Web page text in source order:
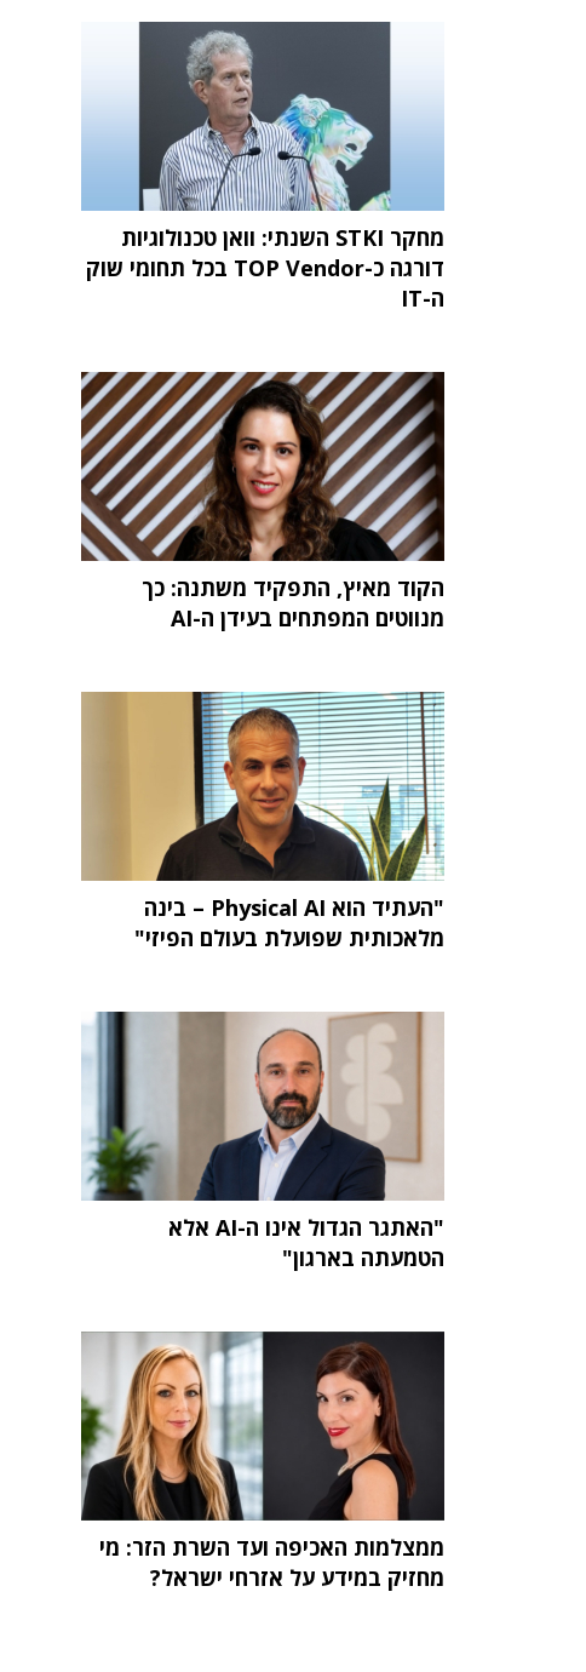
מחקר STKI השנתי: וואן טכנולוגיות
דורגה כ-TOP Vendor בכל תחומי שוק
ה-IT
הקוד מאיץ, התפקיד משתנה: כך
מנווטים המפתחים בעידן ה-AI
"העתיד הוא Physical AI – בינה
מלאכותית שפועלת בעולם הפיזי"
"האתגר הגדול אינו ה-AI אלא
הטמעתה בארגון"
ממצלמות האכיפה ועד השרת הזר: מי
מחזיק במידע על אזרחי ישראל?